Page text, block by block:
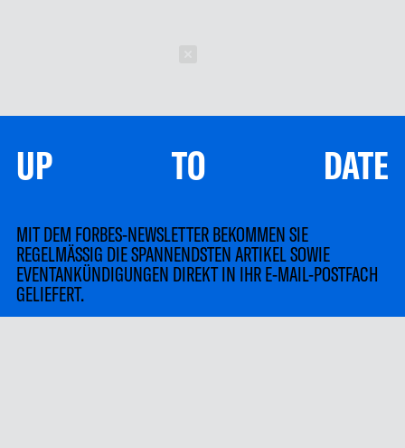
UP TO DATE
MIT DEM FORBES-NEWSLETTER BEKOMMEN SIE
REGELMÄSSIG DIE SPANNENDSTEN ARTIKEL SOWIE
EVENTANKÜNDIGUNGEN DIREKT IN IHR E-MAIL-POSTFACH
GELIEFERT.